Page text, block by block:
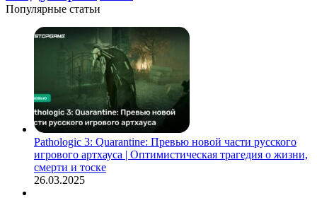
Популярные статьи
Pathologic 3: Quarantine: Превью новой части русского
игрового артхауса | Оптимистическая трагедия о жизни,
смерти и тоске
26.03.2025